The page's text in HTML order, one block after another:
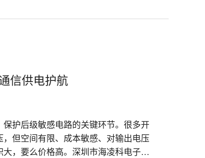
信供电护航
护后级敏感电路的关键环节。很多开
但空间有限、成本敏感、对输出电压
，要么价格高。深圳市海凌科电子有